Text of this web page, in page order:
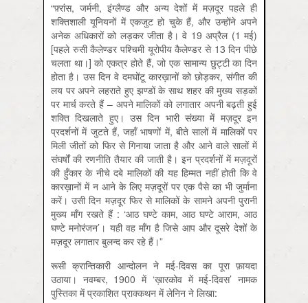
“फ़्रांस, जर्मनी, इंग्लैण्ड और अन्य देशों में मज़दूर पहले ही
शक्तिशाली यूनियनों में एकजुट हो चुके हैं, और उन्होंने अपने
अनेक अधिकारों को लड़कर जीता है। वे 19 अप्रैल (1 मई)
[पहले रुसी कैलेण्डर पश्चिमी यूरोपीय कैलेण्डर से 13 दिन पीछे
चलता था।] को एकत्र होते हैं, जो एक सामान्य छुट्टी का दिन
होता है। उस दिन वे दमघोंटू कारख़ानों को छोड़कर, संगीत की
लय पर अपने लहराते हुए झण्डों के साथ शहर की मुख्य सड़कों
पर मार्च करते हैं – अपने मालिकों को लगातार अपनी बढ़ती हुई
शक्ति दिखलाते हुए। उस दिन भारी संख्या में मज़दूर इन
प्रदर्शनों में जुटते हैं, जहाँ भाषणों में, बीते सालों में मालिकों पर
मिली जीतों को फिर से गिनाया जाता है और आने वाले सालों में
संघर्षों की रणनीति तैयार की जाती है। इन प्रदर्शनों में मज़दूरों
की हुँकार के नीचे दबे मालिकों की यह हिम्मत नहीं होती कि वे
कारख़ानों में न आने के लिए मज़दूरों पर एक पैसे का भी जुर्माना
करें। उसी दिन मज़दूर फिर से मालिकों के सामने अपनी पुरानी
मुख्य माँग रखते हैं : ‘आठ घण्टे काम, आठ घण्टे आराम, आठ
घण्टे मनोरंजन’। यही वह माँग है जिसे आप और दूसरे देशों के
मज़दूर लगातार बुलन्द कर रहे हैं।”
रूसी क्रान्तिकारी आन्दोलन ने मई-दिवस का पूरा फ़ायदा
उठाया। नवम्बर, 1900 में ‘ख़ारकोव में मई-दिवस’ नामक
पुस्तिका में प्रकाशित प्राक्कथन में लेनिन ने लिखा: